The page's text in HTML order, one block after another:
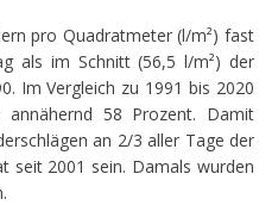
pro Quadratmeter (l/m²) fast
als im Schnitt (56,5 l/m²) der
Im Vergleich zu 1991 bis 2020
58 Prozent. Damit
an 2/3 aller Tage der
seit 2001 sein. Damals wurden